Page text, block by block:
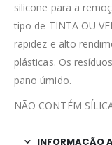
silicone para a
tipo de TINTA OU
rapidez e alto
plásticas. Os
pano úmido.
NÃO CONTÉM
INFORMAÇÃO